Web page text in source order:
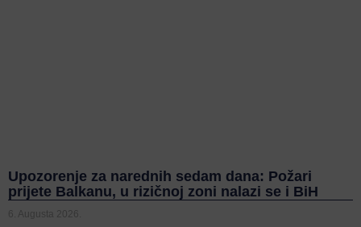
Upozorenje za narednih sedam dana: Požari
prijete Balkanu, u rizičnoj zoni nalazi se i BiH
6. Augusta 2026.